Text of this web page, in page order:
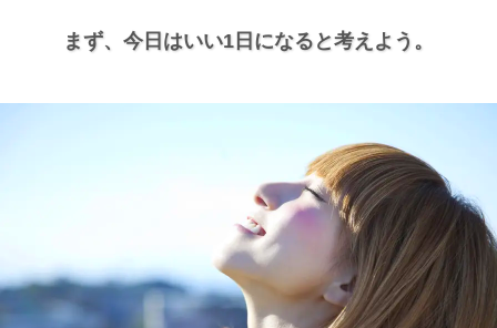
まず、 今日はいい1日になると考えよう。